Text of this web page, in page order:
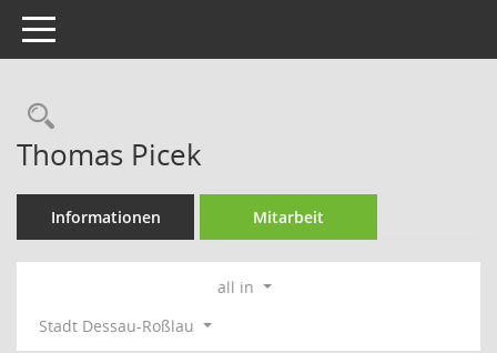
Toggle navigation
Rechercheauswahl
Thomas Picek
Informationen Mitarbeit
all in
Stadt Dessau-Roßlau